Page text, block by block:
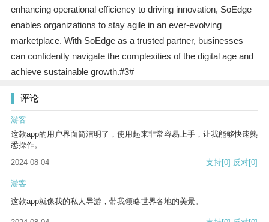
enhancing operational efficiency to driving innovation, SoEdge
enables organizations to stay agile in an ever-evolving
marketplace. With SoEdge as a trusted partner, businesses
can confidently navigate the complexities of the digital age and
achieve sustainable growth.#3#
评论
游客
这款app的用户界面简洁明了，使用起来非常容易上手，让我能够快速熟
悉操作。
2024-08-04
支持[0] 反对[0]
游客
这款app就像我的私人导游，带我领略世界各地的美景。